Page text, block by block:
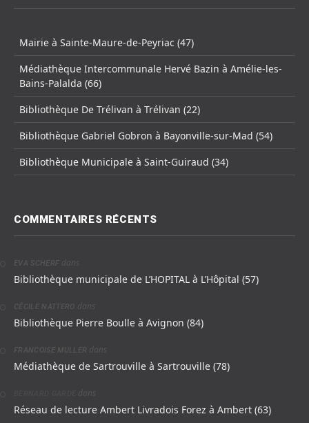
Mairie à Sainte-Maure-de-Peyriac (47)
Médiathèque Intercommunale Hervé Bazin à Amélie-les-
Bains-Palalda (66)
Bibliothèque De Trélivan à Trélivan (22)
Bibliothèque Gabriel Gobron à Bayonville-sur-Mad (54)
Bibliothèque Municipale à Saint-Guiraud (34)
COMMENTAIRES RÉCENTS
EVA SCHERF dans
Bibliothèque municipale de L’HOPITAL à L’Hôpital (57)
CÉCILE NATTERO dans
Bibliothèque Pierre Boulle à Avignon (84)
FRANCOISE MULLER dans
Médiathèque de Sartrouville à Sartrouville (78)
dans
Réseau de lecture Ambert Livradois Forez à Ambert (63)